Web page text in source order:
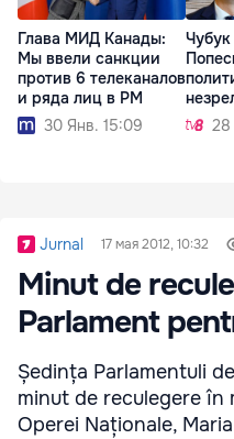
Глава МИД Канады:
Мы ввели санкции
против 6 телеканалов
и ряда лиц в РМ
30 Янв. 15:09
Чубук
Jurnal 17 мая 2012, 10:32
Minut de
Parlament
Ședința Parlamentuli
minut de reculegere în
Operei Naționale,